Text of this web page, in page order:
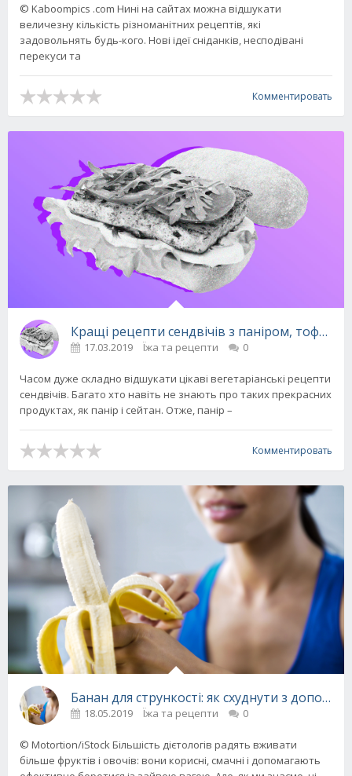
© Kaboompics .com Нині на сайтах можна відшукати
величезну кількість різноманітних рецептів, які
задовольнять будь-кого. Нові ідеї сніданків, несподівані
перекуси та
Комментировать
Кращі рецепти сендвічів з паніром, тофу і
17.03.2019 Їжа та рецепти 0
Часом дуже складно відшукати цікаві вегетаріанські рецепти
сендвічів. Багато хто навіть не знають про таких прекрасних
продуктах, як панір і сейтан. Отже, панір –
Комментировать
Банан для стрункості: як схуднути з
18.05.2019 Їжа та рецепти 0
© Motortion/iStock Більшість дієтологів радять вживати
більше фруктів і овочів: вони корисні, смачні і допомагають